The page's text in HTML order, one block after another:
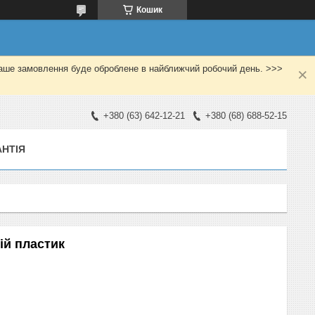
Кошик
замовлення буде оброблене в найближчий робочий день. >>>
+380 (63) 642-12-21 +380 (68) 688-52-15
пластик